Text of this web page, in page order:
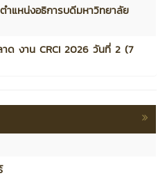
ำแหน่งอธิการบดีมหาวิทยาลัย
าด งาน CRCI 2026 วันที่ 2 (7